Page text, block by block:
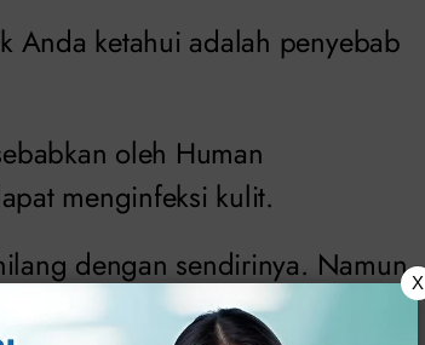
Anda ketahui adalah penyebab
oleh Human
menginfeksi kulit.
dengan sendirinya. Namun,
kanker.
X